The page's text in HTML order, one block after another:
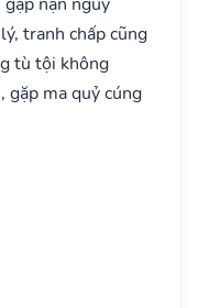
tranh chấp cũng
tù tội không
gặp ma quỷ cúng